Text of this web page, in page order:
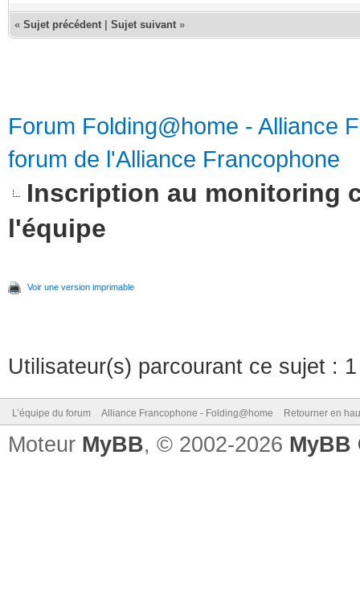
« Sujet précédent Sujet suivant »
Forum Folding@home - Alliance
forum de l'Alliance Francophone
Inscription au monitoring
l'équipe
Voir une version imprimable
Utilisateur(s) parcourant ce sujet :
L’équipe du forum Alliance Francophone - Folding@home Retourner en
Moteur MyBB, © 2002-2026 MyBB